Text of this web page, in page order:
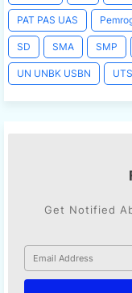
PAT PAS UAS
SD SMA SMP
UN UNBK USBN
Get Notified